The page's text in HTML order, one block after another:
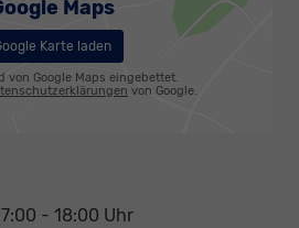
Maps
Karte laden
von Google Maps eingebettet.
von Google.
- 18:00 Uhr